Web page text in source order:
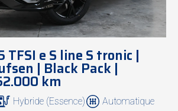
TFSI e S line S tronic |
| Black Pack |
km
Hybride (Essence)
Automatique